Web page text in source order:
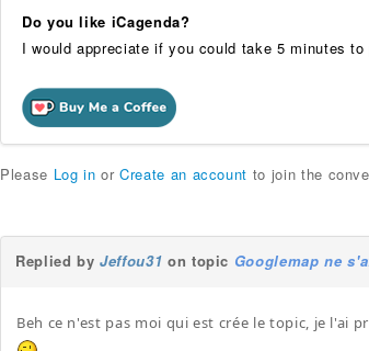
Do you like iCagenda?
I would appreciate if you could take 5 minutes
Please Log in orCreate an account to join the
Replied byJeffou31 on topic Googlemap ne
Beh ce n'est pas moi qui est crée le topic, je l'ai